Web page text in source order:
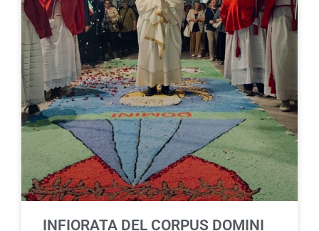
INFIORATA DEL CORPUS DOMINI